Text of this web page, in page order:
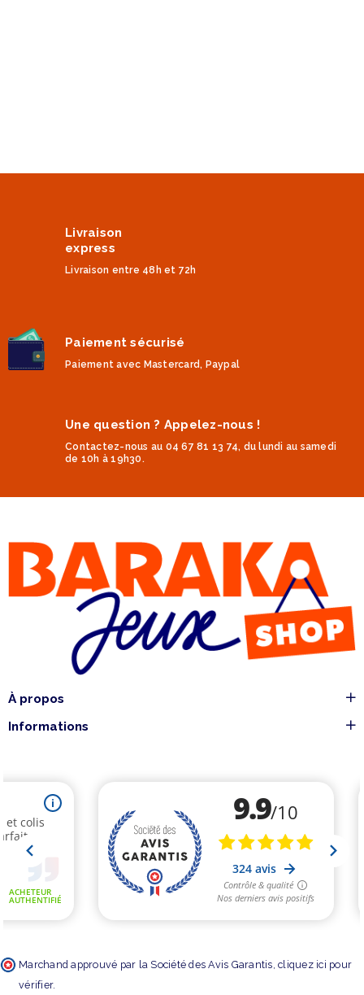
Livraison
express
Livraison entre 48h et 72h
Paiement sécurisé
Paiement avec Mastercard, Paypal
Une question ? Appelez-nous !
Contactez-nous au 04 67 81 13 74, du lundi au samedi
de 10h à 19h30.
À propos
Informations
Marchand approuvé par la Société des Avis Garantis, cliquez ici pour
vérifier.